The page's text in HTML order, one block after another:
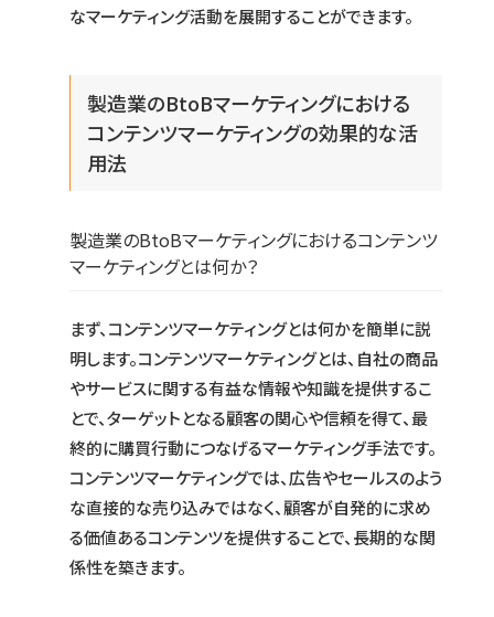
なマーケティング活動を展開することができます。
製造業のBtoBマーケティングにおける
コンテンツマーケティングの効果的な活
用法
製造業のBtoBマーケティングにおけるコンテンツ
マーケティングとは何か？
まず、コンテンツマーケティングとは何かを簡単に説
明します。コンテンツマーケティングとは、自社の商品
やサービスに関する有益な情報や知識を提供するこ
とで、ターゲットとなる顧客の関心や信頼を得て、最
終的に購買行動につなげるマーケティング手法です。
コンテンツマーケティングでは、広告やセールスのよう
な直接的な売り込みではなく、顧客が自発的に求め
る価値あるコンテンツを提供することで、長期的な関
係性を築きます。